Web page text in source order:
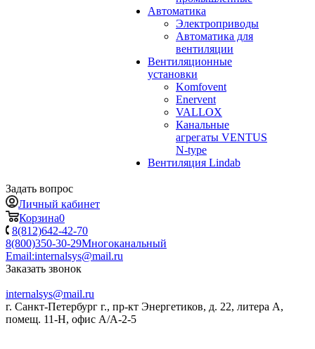
Автоматика
Электроприводы
Автоматика для
вентиляции
Вентиляционные
установки
Komfovent
Enervent
VALLOX
Канальные
агрегаты VENTUS
N-type
Вентиляция Lindab
Задать вопрос
Личный кабинет
Корзина0
8(812)642-42-70
8(800)350-30-29Многоканальный
Email:internalsys@mail.ru
Заказать звонок
internalsys@mail.ru
г. Санкт-Петербург г., пр-кт Энергетиков, д. 22, литера А,
помещ. 11-Н, офис А/А-2-5